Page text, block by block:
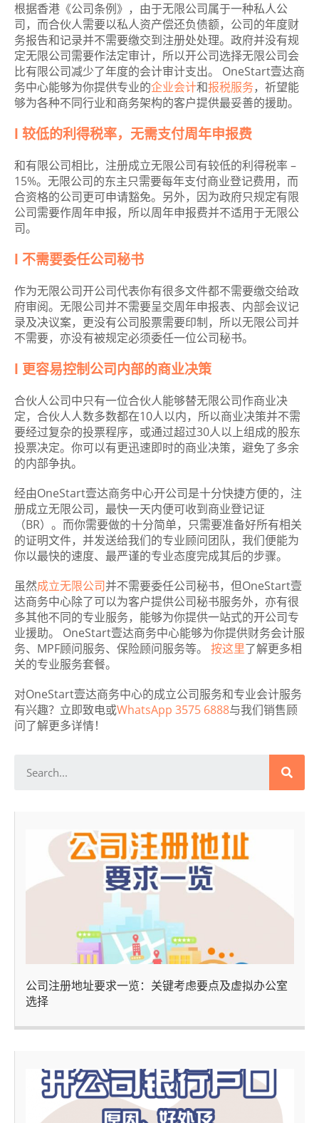
根据香港《公司条例》，由于无限公司属于一种私人公
司，而合伙人需要以私人资产偿还负债额，公司的年度财
务报告和记录并不需要缴交到注册处处理。政府并没有规
定无限公司需要作法定审计，所以开公司选择无限公司会
比有限公司减少了年度的会计审计支出。 OneStart壹达商
务中心能够为你提供专业的企业会计和报税服务，祈望能
够为各种不同行业和商务架构的客户提供最妥善的援助。
l 较低的利得税率，无需支付周年申报费
和有限公司相比，注册成立无限公司有较低的利得税率 –
15%。无限公司的东主只需要每年支付商业登记费用，而
合资格的公司更可申请豁免。另外，因为政府只规定有限
公司需要作周年申报，所以周年申报费并不适用于无限公
司。
l 不需要委任公司秘书
作为无限公司开公司代表你有很多文件都不需要缴交给政
府审阅。无限公司并不需要呈交周年申报表、内部会议记
录及决议案，更没有公司股票需要印制，所以无限公司并
不需要，亦没有被规定必须委任一位公司秘书。
l 更容易控制公司内部的商业决策
合伙人公司中只有一位合伙人能够替无限公司作商业决
定，合伙人人数多数都在10人以内，所以商业决策并不需
要经过复杂的投票程序，或通过超过30人以上组成的股东
投票决定。你可以有更迅速即时的商业决策，避免了多余
的内部争执。
经由OneStart壹达商务中心开公司是十分快捷方便的，注
册成立无限公司，最快一天内便可收到商业登记证
（BR）。而你需要做的十分简单，只需要准备好所有相关
的证明文件，并发送给我们的专业顾问团队，我们便能为
你以最快的速度、最严谨的专业态度完成其后的步骤。
虽然成立无限公司并不需要委任公司秘书，但OneStart壹
达商务中心除了可以为客户提供公司秘书服务外，亦有很
多其他不同的专业服务，能够为你提供一站式的开公司专
业援助。 OneStart壹达商务中心能够为你提供财务会计服
务、MPF顾问服务、保险顾问服务等。 按这里了解更多相
关的专业服务套餐。
对OneStart壹达商务中心的成立公司服务和专业会计服务
有兴趣？立即致电或WhatsApp 3575 6888与我们销售顾
问了解更多详情！
公司注册地址要求一览：关键考虑要点及虚拟办公室
选择